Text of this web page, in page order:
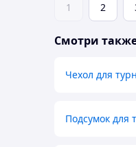
1 2
Смотри
Чехол для
Подсумок для